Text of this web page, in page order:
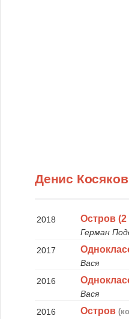
Денис
2018 Остров (2
Герман
2017
Вася
2016
Вася
2016
Остров